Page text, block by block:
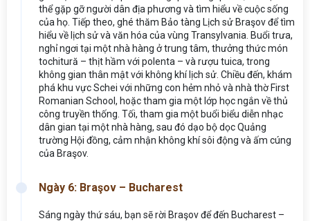
thể gặp gỡ người dân địa phương và tìm hiểu về cuộc sống
của họ. Tiếp theo, ghé thăm Bảo tàng Lịch sử Braşov để tìm
hiểu về lịch sử và văn hóa của vùng Transylvania. Buổi trưa,
nghỉ ngơi tại một nhà hàng ở trung tâm, thưởng thức món
tochitură – thịt hầm với polenta – và rượu tuica, trong
không gian thân mật với không khí lịch sử. Chiều đến, khám
phá khu vực Schei với những con hẻm nhỏ và nhà thờ First
Romanian School, hoặc tham gia một lớp học ngắn về thủ
công truyền thống. Tối, tham gia một buổi biểu diễn nhạc
dân gian tại một nhà hàng, sau đó dạo bộ dọc Quảng
trường Hội đồng, cảm nhận không khí sôi động và ấm cúng
của Braşov.
Ngày 6: Braşov – Bucharest
Sáng ngày thứ sáu, bạn sẽ rời Braşov để đến Bucharest –